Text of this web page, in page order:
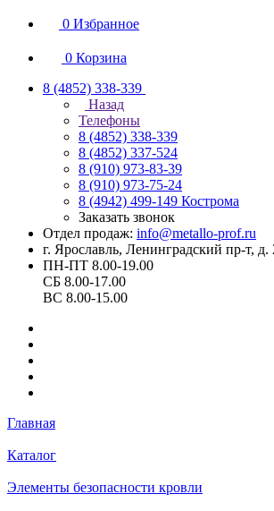
0 Избранное
0 Корзина
8 (4852) 338-339
Назад
Телефоны
8 (4852) 338-339
8 (4852) 337-524
8 (910) 973-83-39
8 (910) 973-75-24
8 (4942) 499-149 Кострома
Заказать звонок
Отдел продаж: info@metallo-prof.ru
г. Ярославль, Ленинградский пр-т, д.
ПН-ПТ 8.00-19.00
СБ 8.00-17.00
ВС 8.00-15.00
Главная
Каталог
Элементы безопасности кровли